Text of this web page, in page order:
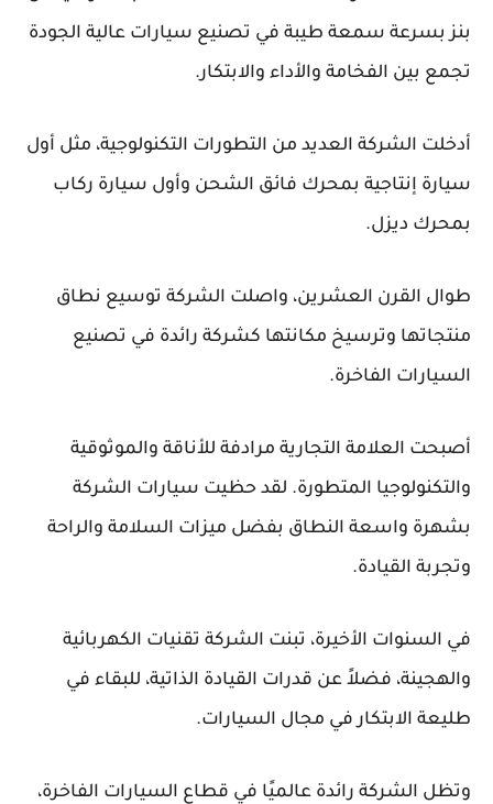
بنز بسرعة سمعة طيبة في تصنيع سيارات عالية الجودة
تجمع بين الفخامة والأداء والابتكار.
أدخلت الشركة العديد من التطورات التكنولوجية، مثل أول
سيارة إنتاجية بمحرك فائق الشحن وأول سيارة ركاب
بمحرك ديزل.
طوال القرن العشرين، واصلت الشركة توسيع نطاق
منتجاتها وترسيخ مكانتها كشركة رائدة في تصنيع
السيارات الفاخرة.
أصبحت العلامة التجارية مرادفة للأناقة والموثوقية
والتكنولوجيا المتطورة. لقد حظيت سيارات الشركة
بشهرة واسعة النطاق بفضل ميزات السلامة والراحة
وتجربة القيادة.
في السنوات الأخيرة، تبنت الشركة تقنيات الكهربائية
والهجينة، فضلاً عن قدرات القيادة الذاتية، للبقاء في
طليعة الابتكار في مجال السيارات.
وتظل الشركة رائدة عالميًا في قطاع السيارات الفاخرة،